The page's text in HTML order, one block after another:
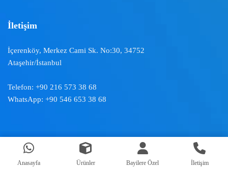
İletişim
İçerenköy, Merkez Cami Sk. No:30, 34752
Ataşehir/İstanbul
Telefon: +90 216 573 38 68
WhatsApp: +90 546 653 38 68
Doğal İklimlendirme ™ | 2024
Anasayfa Ürünler Bayilere Özel İletişim